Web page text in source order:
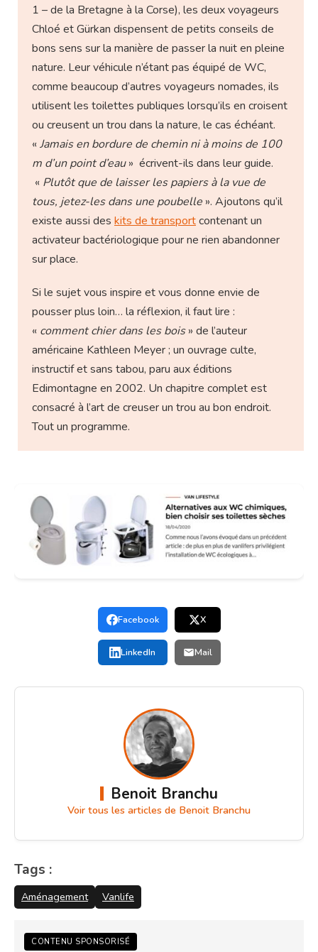
1 – de la Bretagne à la Corse), les deux voyageurs
Chloé et Gürkan dispensent de petits conseils de
bons sens sur la manière de passer la nuit en pleine
nature. Leur véhicule n’étant pas équipé de WC,
comme beaucoup d’autres voyageurs nomades, ils
utilisent les toilettes publiques lorsqu’ils en croisent
ou creusent un trou dans la nature, le cas échéant.
« Jamais en bordure de chemin ni à moins de 100
m d’un point d’eau» écrivent-ils dans leur guide.
« Plutôt que de laisser les papiers à la vue de
tous, jetez-les dans une poubelle ». Ajoutons qu’il
existe aussi des kits de transportcontenant un
activateur bactériologique pour ne rien abandonner
sur place.
Si le sujet vous inspire et vous donne envie de
pousser plus loin… la réflexion, il faut lire :
« comment chier dans les bois» de l’auteur
américaine Kathleen Meyer ; un ouvrage culte,
instructif et sans tabou, paru aux éditions
Edimontagne en 2002. Un chapitre complet est
consacré à l’art de creuser un trou au bon endroit.
Tout un programme.
Facebook X
LinkedIn Mail
Benoit Branchu
Voir tous les articles de Benoit Branchu
Tags :
Aménagement Vanlife
CONTENU SPONSORISÉ